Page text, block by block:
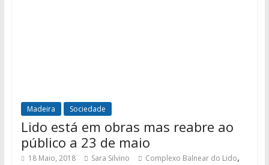
Madeira Sociedade
Lido está em obras mas reabre ao
público a 23 de maio
18 Maio, 2018 Sara Silvino Complexo Balnear do Lido,